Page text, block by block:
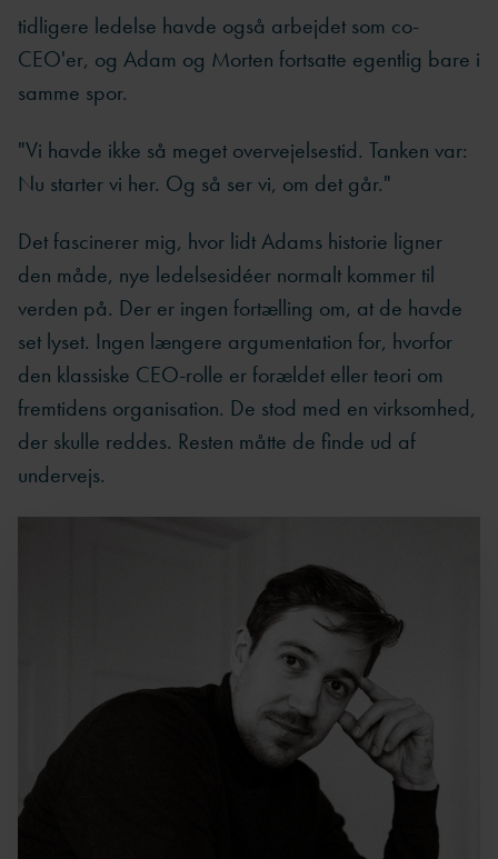
tidligere ledelse havde også arbejdet som co-
CEO'er, og Adam og Morten fortsatte egentlig bare i
samme spor.
"Vi havde ikke så meget overvejelsestid. Tanken var:
Nu starter vi her. Og så ser vi, om det går."
Det fascinerer mig, hvor lidt Adams historie ligner
den måde, nye ledelsesidéer normalt kommer til
verden på. Der er ingen fortælling om, at de havde
set lyset. Ingen længere argumentation for, hvorfor
den klassiske CEO-rolle er forældet eller teori om
fremtidens organisation. De stod med en virksomhed,
der skulle reddes. Resten måtte de finde ud af
undervejs.